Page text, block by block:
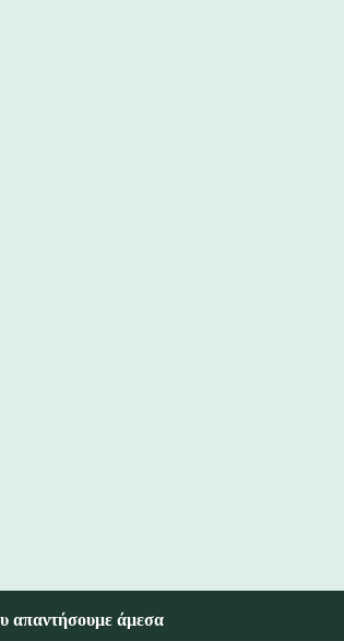
απαντήσουμε άμεσα